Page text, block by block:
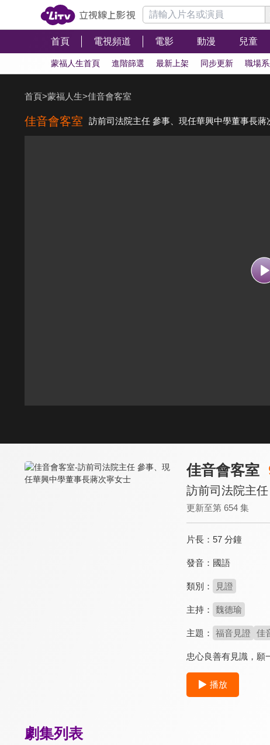
首頁 電視頻道 電影 動漫 兒童
蒙福人生首頁 進階篩選 最新上架 同步更新 職場系
首頁>蒙福人生>佳音會客室
佳音會客室 訪前司法院主任 參事、現任華興中學董事長蔣
佳音會客室
訪前司法院主
更新至第 654 集
片長： 57 分鐘
發音： 國語
類別： 見證
主持： 魏德瑜
主題： 福音見證 佳
忠心良善有見識，願
播放
劇集列表